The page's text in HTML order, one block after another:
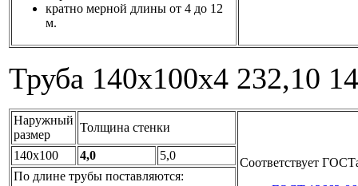
кратно мерной длины от 4 до 12
м.
Труба 140x100x4 232,10
Наружный
размер
Толщина стенки
Соответствует
140x100 4,0
5,0
По длине трубы поставляются: